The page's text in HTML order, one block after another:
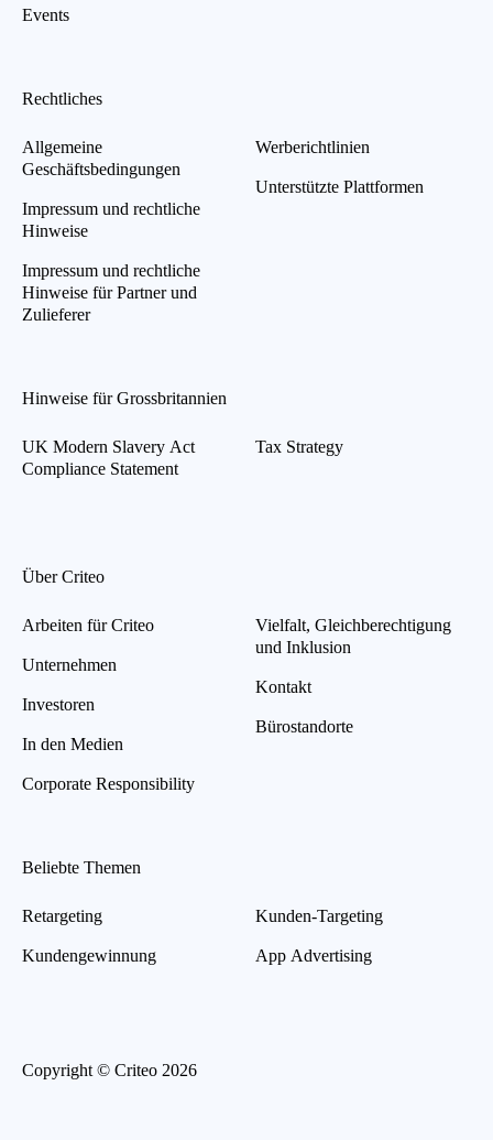
Events
Rechtliches
Allgemeine
Geschäftsbedingungen
Impressum und rechtliche
Hinweise
Impressum und rechtliche
Hinweise für Partner und
Zulieferer
Werberichtlinien
Unterstützte Plattformen
Hinweise für Grossbritannien
UK Modern Slavery Act
Compliance Statement
Tax Strategy
Über Criteo
Arbeiten für Criteo
Unternehmen
Investoren
In den Medien
Corporate Responsibility
Vielfalt, Gleichberechtigung
und Inklusion
Kontakt
Bürostandorte
Beliebte Themen
Retargeting
Kundengewinnung
Kunden-Targeting
App Advertising
Copyright © Criteo 2026